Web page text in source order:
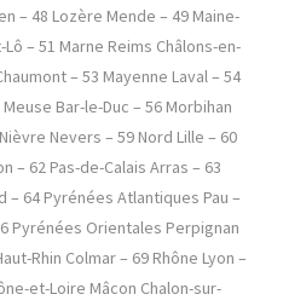
– 48 Lozère Mende – 49 Maine-
– 51 Marne Reims Châlons-en-
– 53 Mayenne Laval – 54
Bar-le-Duc – 56 Morbihan
Nevers – 59 Nord Lille – 60
– 62 Pas-de-Calais Arras – 63
– 64 Pyrénées Atlantiques Pau –
Pyrénées Orientales Perpignan
Rhin Colmar – 69 Rhône Lyon –
et-Loire Mâcon Chalon-sur-